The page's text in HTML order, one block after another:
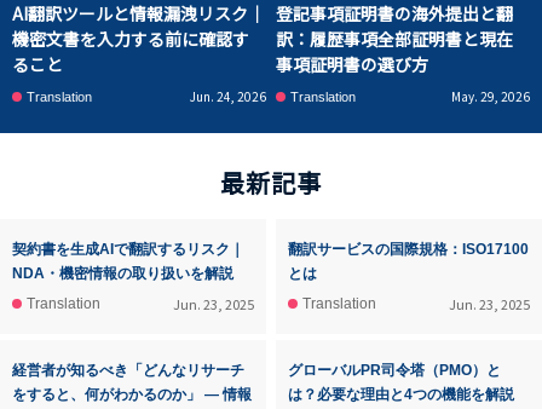
AI翻訳ツールと情報漏洩リスク｜
機密文書を入力する前に確認す
ること
Translation Jun. 24, 2026
登記事項証明書の海外提出と翻
訳：履歴事項全部証明書と現在
事項証明書の選び方
Translation May. 29, 2026
最新記事
契約書を生成AIで翻訳するリスク｜
NDA・機密情報の取り扱いを解説
Translation
Jun. 23, 2025
翻訳サービスの国際規格：ISO17100
とは
Translation
Jun. 23, 2025
経営者が知るべき「どんなリサーチ
をすると、何がわかるのか」 ― 情報
グローバルPR司令塔（PMO）と
は？必要な理由と4つの機能を解説